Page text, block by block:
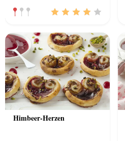
Himbeer-Herzen